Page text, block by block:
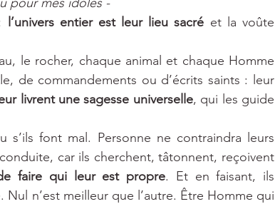
l’univers entier est leur lieu sacré et la voûte
le rocher, chaque animal et chaque Homme
de commandements ou d’écrits saints : leur
livrent une sagesse universelle, qui les guide
s’ils font mal. Personne ne contraindra leurs
car ils cherchent, tâtonnent, reçoivent
faire qui leur est propre. Et en faisant, ils
Nul n’est meilleur que l’autre. Être Homme qui